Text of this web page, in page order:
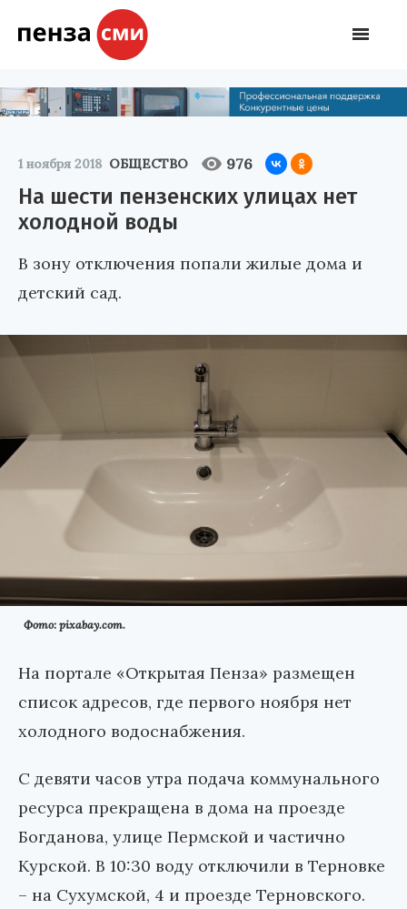
1 ноября 2018 ОБЩЕСТВО 976
На шести пензенских улицах нет
холодной воды
В зону отключения попали жилые дома и
детский сад.
Фото: pixabay.com.
На портале «Открытая Пенза» размещен
список адресов, где первого ноября нет
холодного водоснабжения.
С девяти часов утра подача коммунального
ресурса прекращена в дома на проезде
Богданова, улице Пермской и частично
Курской. В 10:30 воду отключили в Терновке
– на Сухумской, 4 и проезде Терновского.